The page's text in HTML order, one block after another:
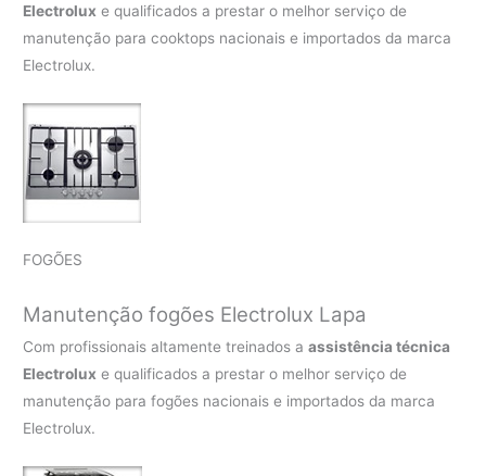
Electrolux e qualificados a prestar o melhor serviço de
manutenção para cooktops nacionais e importados da marca
Electrolux.
FOGÕES
Manutenção fogões Electrolux Lapa
Com profissionais altamente treinados aassistência técnica
Electrolux e qualificados a prestar o melhor serviço de
manutenção para fogões nacionais e importados da marca
Electrolux.